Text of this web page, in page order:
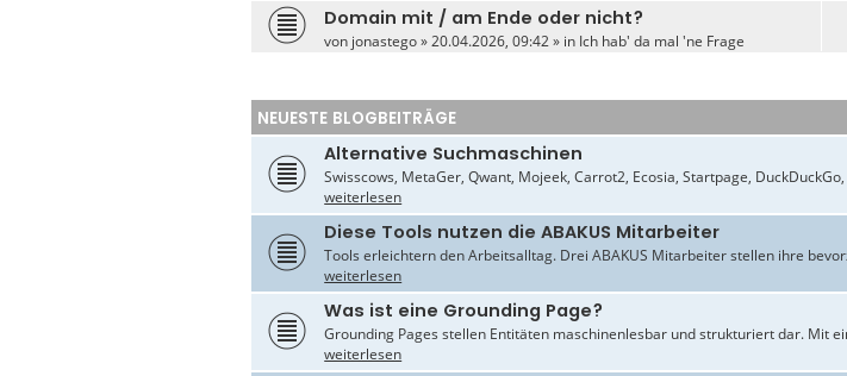
Domain mit / am Ende oder nicht?
von jonastego» 20.04.2026, 09:42 » in Ich hab' da mal 'ne Frage
NEUESTE BLOGBEITRÄGE
Alternative Suchmaschinen
Swisscows, MetaGer, Qwant, Mojeek, Carrot2, Ecosia, Startpage,
weiterlesen
Diese Tools nutzen die ABAKUS Mitarbeiter
Tools erleichtern den Arbeitsalltag. Drei ABAKUS Mitarbeiter stellen ihre
weiterlesen
Was ist eine Grounding Page?
Grounding Pages stellen Entitäten maschinenlesbar und strukturiert dar. Mit
weiterlesen